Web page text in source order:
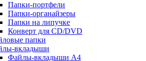
Папки-портфели
Папки-органайзеры
Папки на липучке
Конверт для CD/DVD
папки
вкладыши
Файлы-вкладыши А4